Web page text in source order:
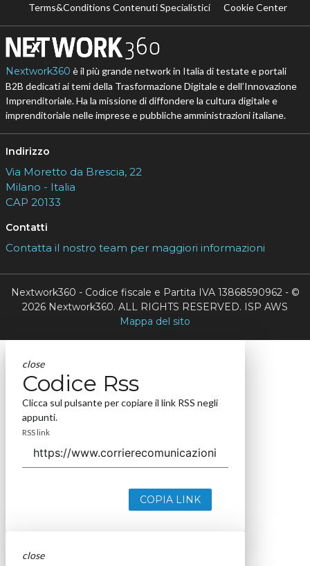
Terms&Conditions Contenuti Specialistici
Cookie Center
Nextwork360 è il più grande network in Italia di testate e portali
B2B dedicati ai temi della Trasformazione Digitale e dell’Innovazione
Imprenditoriale. Ha la missione di diffondere la cultura digitale e
imprenditoriale nelle imprese e pubbliche amministrazioni italiane.
Indirizzo
Via Moretto da Brescia, 22
Milano - Italia
CAP 20133
Contatti
Contatta il nostro team per maggiori informazioni
Nextwork360 - Codice fiscale e Partita IVA 13868590962 - ©
2026 Nextwork360. ALL RIGHTS RESERVED. ISP AWS
Mappa del sito
close
Codice Rss
Clicca sul pulsante per copiare il link RSS negli
appunti.
RSS link
COPIA LINK
close